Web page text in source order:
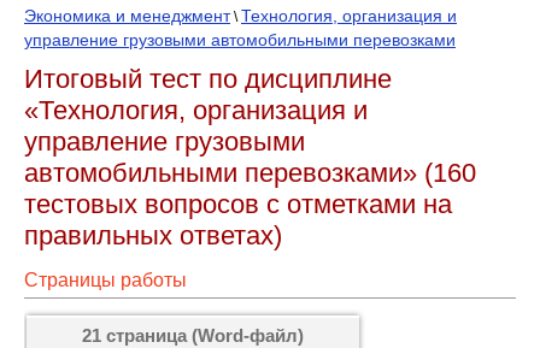
Экономика и менеджмент\Технология, организация и
управление грузовыми автомобильными перевозками
Итоговый тест по дисциплине
«Технология, организация и
управление грузовыми
автомобильными перевозками» (160
тестовых вопросов с отметками на
правильных ответах)
Страницы работы
21 страница (Word-файл)